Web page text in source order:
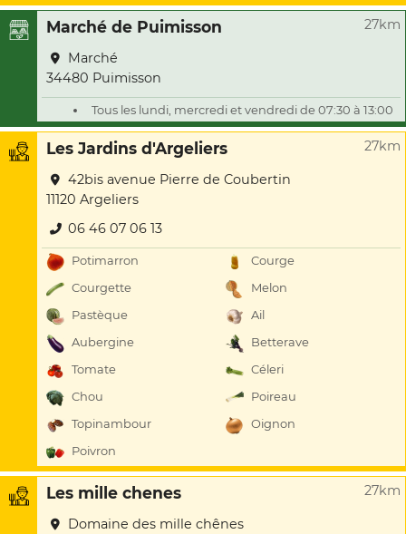
Marché de Puimisson 27km
Marché
34480 Puimisson
Tous les lundi, mercredi et vendredi de 07:30 à 13:00
Les Jardins d'Argeliers 27km
42bis avenue Pierre de Coubertin
11120 Argeliers
06 46 07 06 13
Potimarron
Courge
Courgette
Melon
Pastèque
Ail
Aubergine
Betterave
Tomate
Céleri
Chou
Poireau
Topinambour
Oignon
Poivron
Les mille chenes 27km
Domaine des mille chênes